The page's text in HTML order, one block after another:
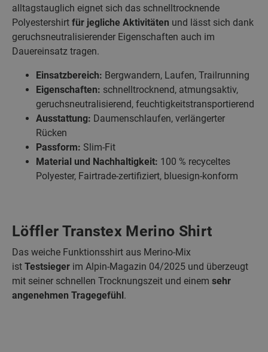
alltagstauglich eignet sich das schnelltrocknende
Polyestershirt für jegliche Aktivitäten und lässt sich dank
geruchsneutralisierender Eigenschaften auch im
Dauereinsatz tragen.
Einsatzbereich: Bergwandern, Laufen, Trailrunning
Eigenschaften: schnelltrocknend, atmungsaktiv,
geruchsneutralisierend, feuchtigkeitstransportierend
Ausstattung: Daumenschlaufen, verlängerter
Rücken
Passform: Slim-Fit
Material und Nachhaltigkeit: 100 % recyceltes
Polyester, Fairtrade-zertifiziert, bluesign-konform
Löffler Transtex Merino Shirt
Das weiche Funktionsshirt aus Merino-Mix
ist Testsieger im Alpin-Magazin 04/2025 und überzeugt
mit seiner schnellen Trocknungszeit und einem sehr
angenehmen Tragegefühl.